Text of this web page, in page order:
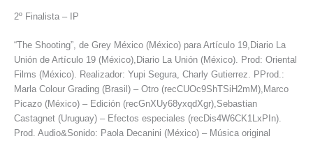
2º Finalista – IP
“The Shooting”, de Grey México (México) para Artículo 19,Diario La
Unión de Artículo 19 (México),Diario La Unión (México). Prod: Oriental
Films (México). Realizador: Yupi Segura, Charly Gutierrez. PProd.:
Marla Colour Grading (Brasil) – Otro (recCUOc9ShTSiH2mM),Marco
Picazo (México) – Edición (recGnXUy68yxqdXgr),Sebastian
Castagnet (Uruguay) – Efectos especiales (recDis4W6CK1LxPIn).
Prod. Audio&Sonido: Paola Decanini (México) – Música original